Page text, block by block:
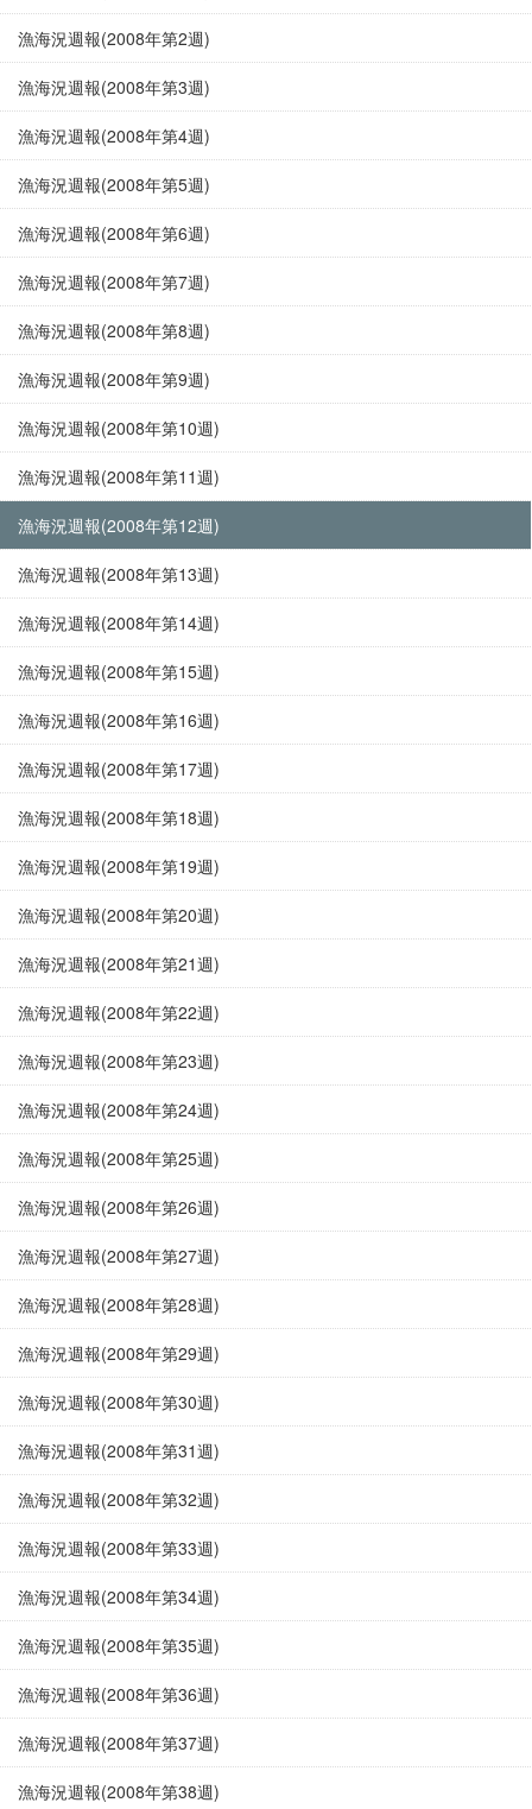
漁海況週報(2008年第2週)
漁海況週報(2008年第3週)
漁海況週報(2008年第4週)
漁海況週報(2008年第5週)
漁海況週報(2008年第6週)
漁海況週報(2008年第7週)
漁海況週報(2008年第8週)
漁海況週報(2008年第9週)
漁海況週報(2008年第10週)
漁海況週報(2008年第11週)
漁海況週報(2008年第12週)
漁海況週報(2008年第13週)
漁海況週報(2008年第14週)
漁海況週報(2008年第15週)
漁海況週報(2008年第16週)
漁海況週報(2008年第17週)
漁海況週報(2008年第18週)
漁海況週報(2008年第19週)
漁海況週報(2008年第20週)
漁海況週報(2008年第21週)
漁海況週報(2008年第22週)
漁海況週報(2008年第23週)
漁海況週報(2008年第24週)
漁海況週報(2008年第25週)
漁海況週報(2008年第26週)
漁海況週報(2008年第27週)
漁海況週報(2008年第28週)
漁海況週報(2008年第29週)
漁海況週報(2008年第30週)
漁海況週報(2008年第31週)
漁海況週報(2008年第32週)
漁海況週報(2008年第33週)
漁海況週報(2008年第34週)
漁海況週報(2008年第35週)
漁海況週報(2008年第36週)
漁海況週報(2008年第37週)
漁海況週報(2008年第38週)